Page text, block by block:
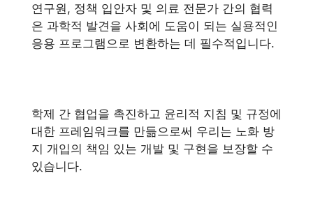
연구원, 정책 입안자 및 의료 전문가 간의 협력
은 과학적 발견을 사회에 도움이 되는 실용적인
응용 프로그램으로 변환하는 데 필수적입니다.
학제 간 협업을 촉진하고 윤리적 지침 및 규정에
대한 프레임워크를 만듦으로써 우리는 노화 방
지 개입의 책임 있는 개발 및 구현을 보장할 수
있습니다.